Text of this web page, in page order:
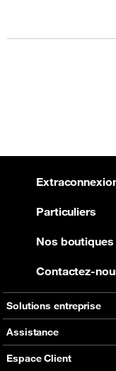
Solutions entreprise
Services à valeur ajoutée
Orange Money
Assistance
Contactez-nous
Espace Client
Particuliers
Nos boutiques
Contactez-